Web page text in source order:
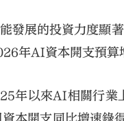
發展的投資力度
年AI資本開支預算
年以來AI相關行